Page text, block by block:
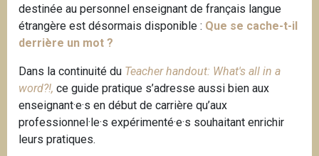
destinée au personnel enseignant de français langue
étrangère est désormais disponible : Que se cache-t-il
derrière un mot ?
Dans la continuité du Teacher handout: What's all in a
word?!, ce guide pratique s’adresse aussi bien aux
enseignant·e·s en début de carrière qu’aux
professionnel·le·s expérimenté·e·s souhaitant enrichir
leurs pratiques.